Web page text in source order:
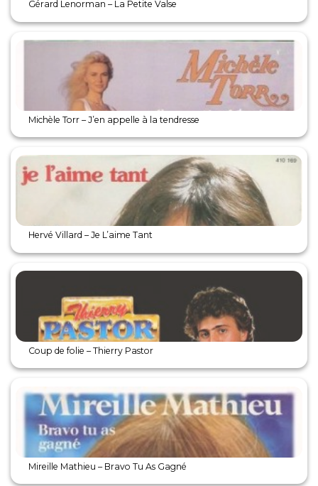
Gérard Lenorman – La Petite Valse
Michèle Torr – J’en appelle à la tendresse
Hervé Villard – Je L’aime Tant
Coup de folie – Thierry Pastor
Mireille Mathieu – Bravo Tu As Gagné